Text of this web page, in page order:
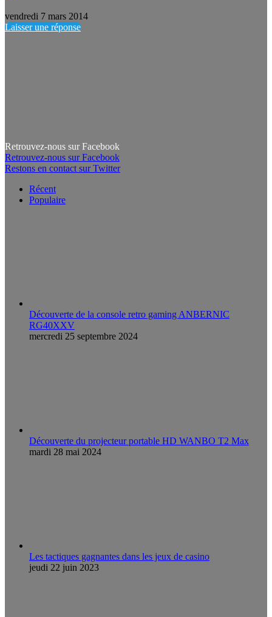
vendredi 7 mars 2014
Laisser une réponse
Retrouvez-nous sur Facebook
Retrouvez-nous sur Facebook
Restons en contact sur Twitter
Récent
Populaire
Découverte de la console retro gaming ANBERNIC
RG40XXV
mercredi 25 septembre 2024
Découverte du projecteur portable HD WANBO T2 Max
mardi 28 mai 2024
Les tactiques gagnantes dans les jeux de casino
jeudi 22 juin 2023